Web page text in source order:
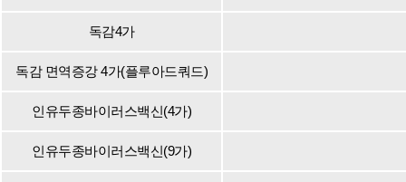
독감4가
독감 면역증강 4가(플루아드쿼드)
인유두종바이러스백신(4가)
인유두종바이러스백신(9가)